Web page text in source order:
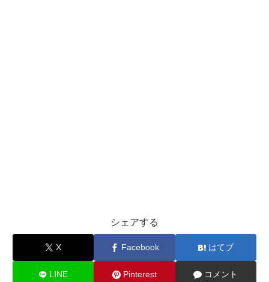
シェアする
X Facebook はてブ
LINE Pinterest コメント